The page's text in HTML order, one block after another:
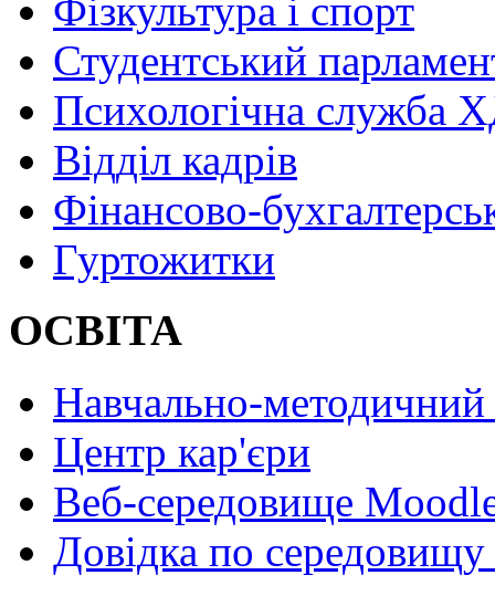
Фізкультура і спорт
Студентський
Психологічна служба
Відділ кадрів
Фінансово-
Гуртожитки
ОСВІТА
Навчально-методичний
Центр кар'єри
Веб-середовище
Довідка по